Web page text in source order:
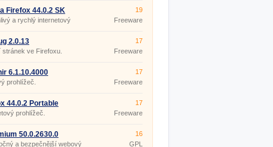
Firefox 44.0.2 SK
a rychlý internetový
19
Freeware
2.0.13
stránek ve Firefoxu.
17
Freeware
6.1.10.4000
prohlížeč.
17
Freeware
44.0.2 Portable
prohlížeč.
17
Freeware
50.0.2630.0
a bezpečnější webový
16
GPL